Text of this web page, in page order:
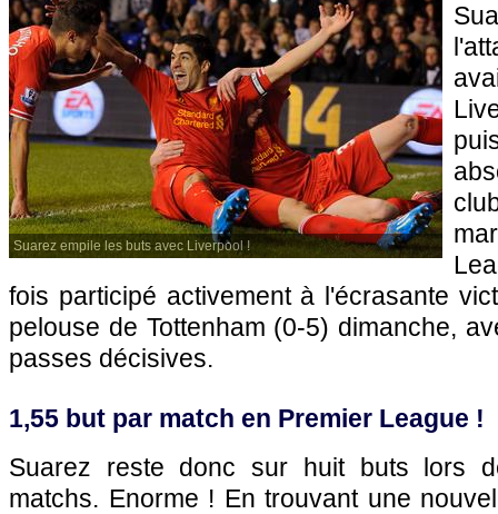
Suarez empile les buts avec Liverpool !
fois participé activement à l'écrasante
pelouse de Tottenham (0-5) dimanche,
passes décisives.
1,55 but par match en Premier League !
Suarez reste donc sur huit buts lors
matchs. Enorme ! En trouvant une